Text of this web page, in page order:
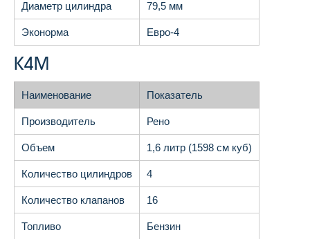
Диаметр цилиндра 79,5 мм
Эконорма Евро-4
К4М
Наименование Показатель
Производитель Рено
Объем 1,6 литр (1598 см куб)
Количество цилиндров 4
Количество клапанов 16
Топливо Бензин